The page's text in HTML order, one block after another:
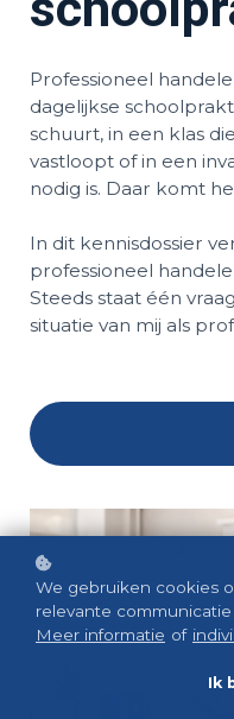
Professioneel
dagelijkse
schuurt, in een klas
vastloopt of in een
nodig is. Daar komt
In dit kennisdossier
professioneel
Steeds staat één
situatie van mij als
We gebruiken cookies
relevante communicatie
Meer informatie of
Ik